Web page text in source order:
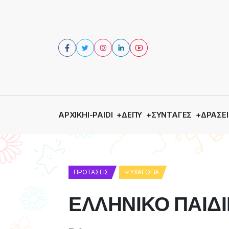
ΑΡΧΙΚΉI-PAIDI ΔΕΠΥ ΣΥΝΤΑΓΈΣ
ΠΡΟΤΆΣΕΙΣ ΨΥΧΑΓΩΓΊΑ
ΕΛΛΗΝΙΚΟ